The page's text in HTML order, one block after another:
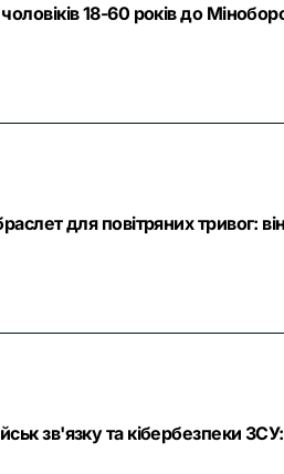
18-60 років до
для повітряних тривог:
зв'язку та кібербезпеки